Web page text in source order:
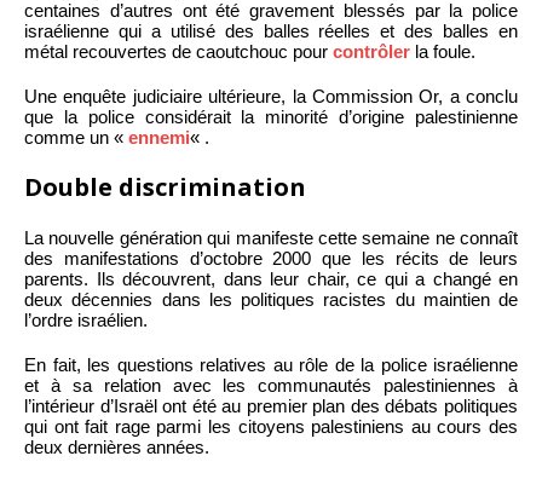
centaines d’autres ont été gravement blessés par la police
israélienne qui a utilisé des balles réelles et des balles en
métal recouvertes de caoutchouc pour contrôler la foule.
Une enquête judiciaire ultérieure, la Commission Or, a conclu
que la police considérait la minorité d’origine palestinienne
comme un « ennemi« .
Double discrimination
La nouvelle génération qui manifeste cette semaine ne connaît
des manifestations d’octobre 2000 que les récits de leurs
parents. Ils découvrent, dans leur chair, ce qui a changé en
deux décennies dans les politiques racistes du maintien de
l’ordre israélien.
En fait, les questions relatives au rôle de la police israélienne
et à sa relation avec les communautés palestiniennes à
l’intérieur d’Israël ont été au premier plan des débats politiques
qui ont fait rage parmi les citoyens palestiniens au cours des
deux dernières années.